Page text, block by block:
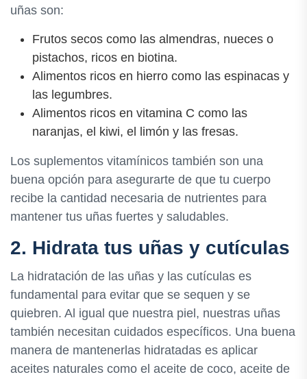
uñas son:
Frutos secos como las almendras, nueces o
pistachos, ricos en biotina.
Alimentos ricos en hierro como las espinacas y
las legumbres.
Alimentos ricos en vitamina C como las
naranjas, el kiwi, el limón y las fresas.
Los suplementos vitamínicos también son una
buena opción para asegurarte de que tu cuerpo
recibe la cantidad necesaria de nutrientes para
mantener tus uñas fuertes y saludables.
2. Hidrata tus uñas y cutículas
La hidratación de las uñas y las cutículas es
fundamental para evitar que se sequen y se
quiebren. Al igual que nuestra piel, nuestras uñas
también necesitan cuidados específicos. Una buena
manera de mantenerlas hidratadas es aplicar
aceites naturales como el aceite de coco, aceite de